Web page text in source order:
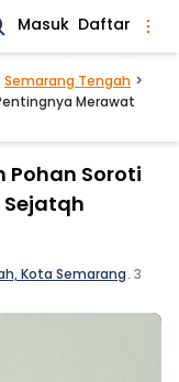
Masuk Daftar
Semarang Tengah
Merawat
Pohan Soroti
Kota Semarang. 3